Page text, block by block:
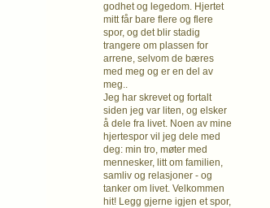
godhet og legedom. Hjertet
mitt får bare flere og flere
spor, og det blir stadig
trangere om plassen for
arrene, selvom de bæres
med meg og er en del av
meg..
Jeg har skrevet og fortalt
siden jeg var liten, og elsker
å dele fra livet. Noen av mine
hjertespor vil jeg dele med
deg: min tro, møter med
mennesker, litt om familien,
samliv og relasjoner - og
tanker om livet. Velkommen
hit! Legg gjerne igjen et spor,